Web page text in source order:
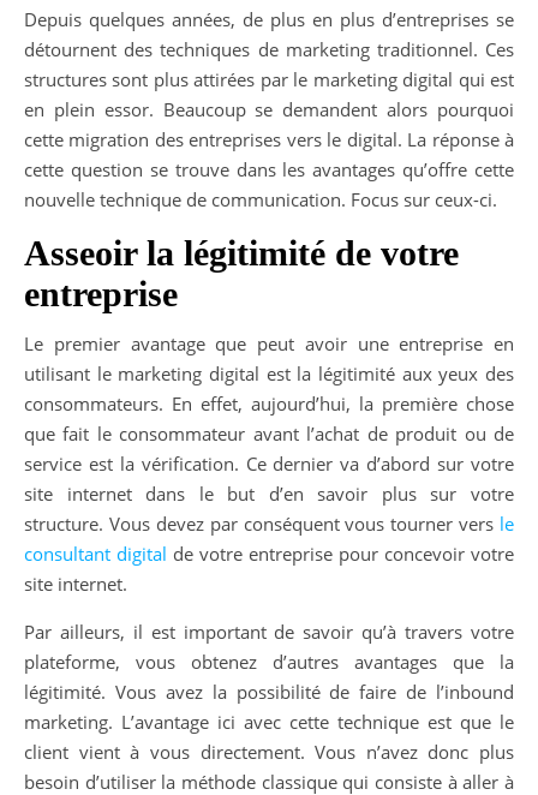
Depuis quelques années, de plus en plus d’entreprises se
détournent des techniques de marketing traditionnel. Ces
structures sont plus attirées par le marketing digital qui est
en plein essor. Beaucoup se demandent alors pourquoi
cette migration des entreprises vers le digital. La réponse à
cette question se trouve dans les avantages qu’offre cette
nouvelle technique de communication. Focus sur ceux-ci.
Asseoir la légitimité de votre
entreprise
Le premier avantage que peut avoir une entreprise en
utilisant le marketing digital est la légitimité aux yeux des
consommateurs. En effet, aujourd’hui, la première chose
que fait le consommateur avant l’achat de produit ou de
service est la vérification. Ce dernier va d’abord sur votre
site internet dans le but d’en savoir plus sur votre
structure. Vous devez par conséquent vous tourner vers le
consultant digital de votre entreprise pour concevoir votre
site internet.
Par ailleurs, il est important de savoir qu’à travers votre
plateforme, vous obtenez d’autres avantages que la
légitimité. Vous avez la possibilité de faire de l’inbound
marketing. L’avantage ici avec cette technique est que le
client vient à vous directement. Vous n’avez donc plus
besoin d’utiliser la méthode classique qui consiste à aller à